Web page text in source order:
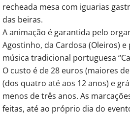
recheada mesa com iguarias
das beiras.
A animação é garantida pelo
Agostinho, da Cardosa (Oleiros)
música tradicional portuguesa
O custo é de 28 euros (maiores
(dos quatro até aos 12 anos) e
menos de três anos. As
feitas, até ao próprio dia do